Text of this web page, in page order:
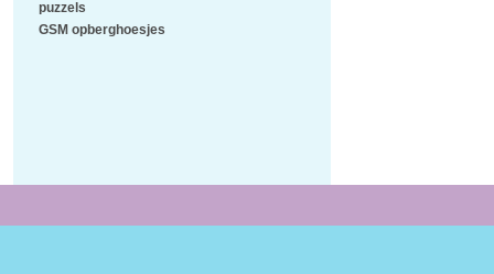
puzzels
GSM opberghoesjes